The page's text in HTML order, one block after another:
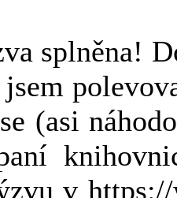
splněna!
(asi
v